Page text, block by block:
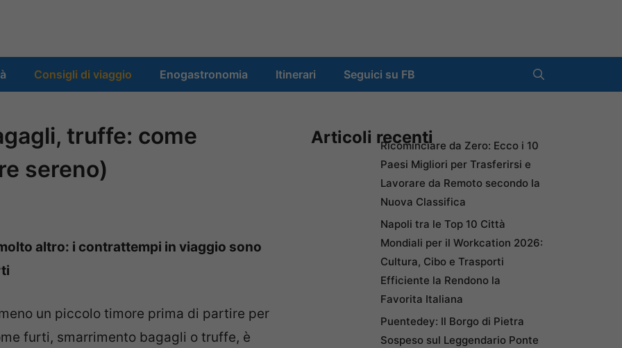
Consigli di viaggio Enogastronomia Itinerari Seguici su FB
truffe: come
sereno)
altro: i contrattempi in viaggio sono
un piccolo timore prima di partire per
furti, smarrimento bagagli o truffe, è
Articoli recentiRicominciare da Zero: Ecco i 10
Paesi Migliori per Trasferirsi e
Lavorare da Remoto secondo la
Nuova Classifica
Napoli tra le Top 10 Città
Mondiali per il Workcation 2026:
Cultura, Cibo e Trasporti
Efficiente la Rendono la
Favorita Italiana
Puentedey: Il Borgo di Pietra
Sospeso sul Leggendario Ponte